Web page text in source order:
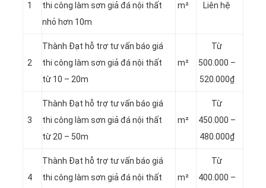
1
thi công làm sơn giả đá nội thất
nhỏ hơn 10m
m² Liên hệ
2
Thành Đạt hỗ trợ tư vấn báo giá
thi công làm sơn giả đá nội thất
từ 10 – 20m
m²
Từ
500.000 –
520.000₫
3
Thành Đạt hỗ trợ tư vấn báo giá
thi công làm sơn giả đá nội thất
từ 20 – 50m
m²
Từ
450.000 –
480.000₫
4
Thành Đạt hỗ trợ tư vấn báo giá
thi công làm sơn giả đá nội thất
m²
Từ
400.000 –